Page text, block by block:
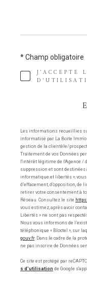
J'ACCEPTE
* Champ obligatoire
Les informations recueillies
informatisé par La Boite
gestion de la clientèle/
Traitement de vos Données
l'intérêt légitime de l'Agence /
suppression et sont destinées
informatique et libertés », vous
d’effacement, d’opposition,
retirer votre consentement à
Réseau. Consultez le site
vous estimez, après avoir
Libertés » ne sont pas
Nous vous informons de
téléphonique « Bloctel », sur
gouv.fr. Dans le cadre de la
ne pas inscrire de Données
Ce site est protégé par
s d'utilisation de Google